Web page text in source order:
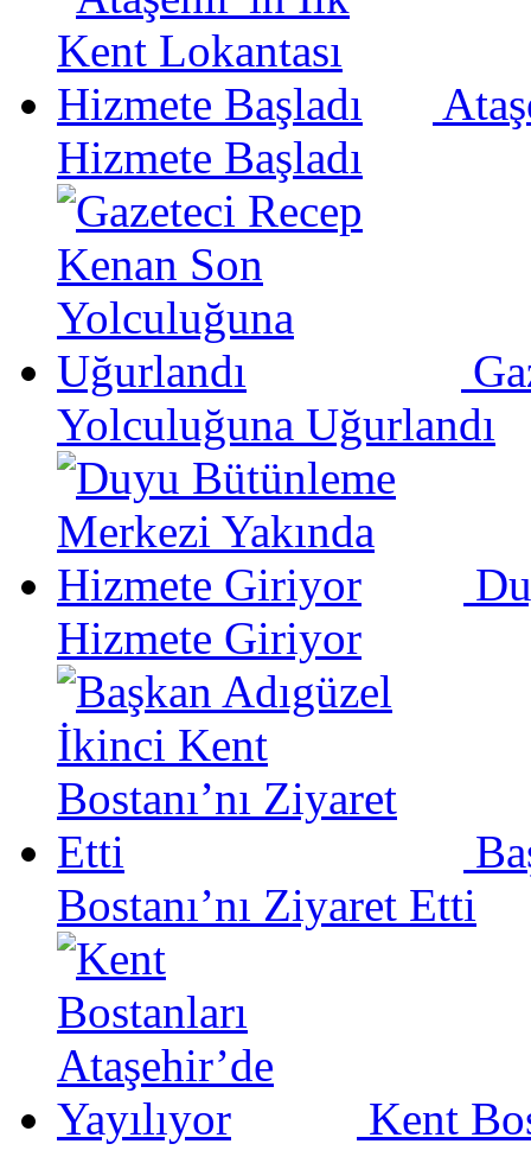
Hizmete Başladı
Yolculuğuna Uğurlandı
Hizmete Giriyor
Bostanı’nı Ziyaret Etti
Kent